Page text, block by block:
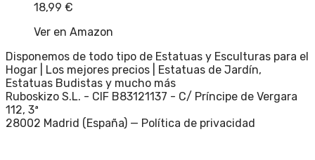
18,99 €
Ver en Amazon
Disponemos de todo tipo de Estatuas y Esculturas para el
Hogar | Los mejores precios | Estatuas de Jardín,
Estatuas Budistas y mucho más
Ruboskizo S.L. - CIF B83121137 - C/ Príncipe de Vergara
112, 3ª
28002 Madrid (España) — Política de privacidad